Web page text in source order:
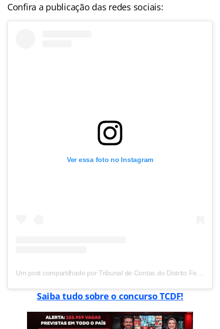
Confira a publicação das redes sociais:
Ver essa foto no Instagram
Um post compartilhado por Tribunal de Contas do Distrito Federal (@tcdfoficial)
Saiba tudo sobre o concurso TCDF!